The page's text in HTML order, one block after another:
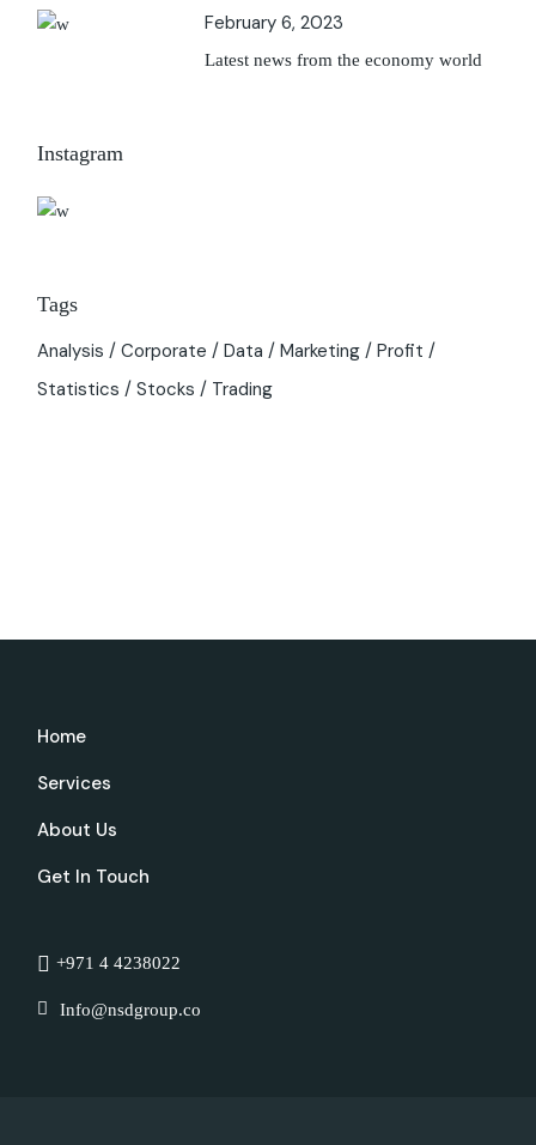
February 6, 2023
Latest news from the economy world
Instagram
Tags
Analysis
Corporate Data Marketing
Profit
Statistics
Stocks Trading
Home
Services
About Us
Get In Touch
+971 4 4238022
Info@nsdgroup.co